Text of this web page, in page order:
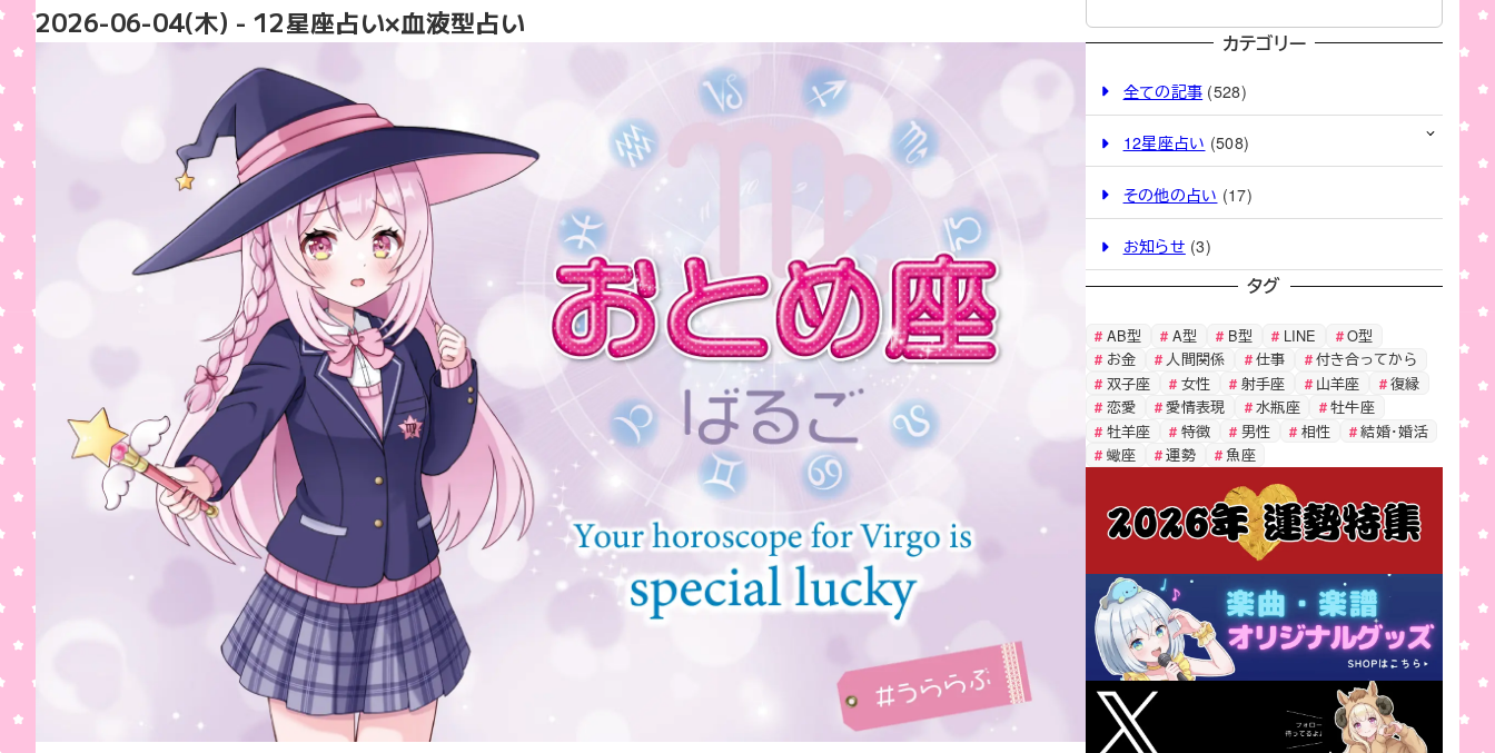
2026-06-04(木) - 12星座占い×血液型占い
カテゴリー
全ての記事 (528)
12星座占い (508)
その他の占い (17)
お知らせ (3)
タグ
AB型 A型 B型 LINE
O型
お金
人間関係 仕事
付き合ってから
双子座
女性 射手座 山羊座
復縁
恋愛
愛情表現 水瓶座
牡牛座
牡羊座
特徴 男性 相性
結婚・婚活
蠍座
運勢 魚座